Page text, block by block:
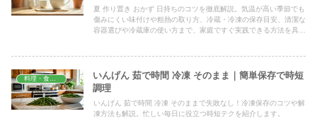
夏 作り置き おかず 日持ちのコツを徹底解説。気温が高い季節でも
傷みにくい味付けや粗熱の取り方、冷蔵・冷凍の保存目安、清潔な
容器選びや冷蔵庫の使い方まで、家庭ですぐ実践できる方法を具体
料理・食材保存
いんげん 茹で時間 冷凍 そのまま｜簡単保存で時短
調理
いんげん 茹で時間 冷凍 そのままで失敗なし！冷凍保存のコツや解
凍方法も解説。忙しい毎日に役立つ時短テクを紹介します。